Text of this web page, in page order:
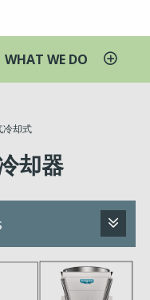
WHAT WE DO
冷却式
却器